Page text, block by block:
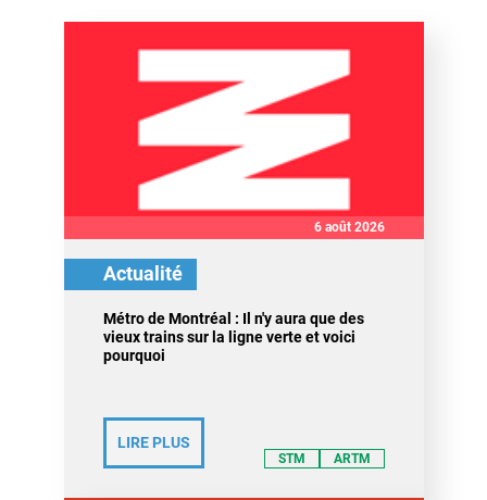
6 août 2026
Actualité
Métro de Montréal : Il n'y aura que des
vieux trains sur la ligne verte et voici
pourquoi
LIRE PLUS
STM ARTM